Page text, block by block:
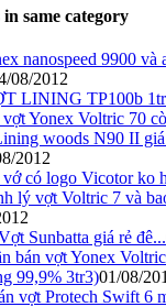
same category
nanospeed 9900 và
08/2012
LINING TP100b
Yonex Voltric 70
woods N90 II
2012
vớ có logo Vicotor ko
lý vợt Voltric 7 và
Sunbatta giá rẻ đê...
bán vợt Yonex
99,9% 3tr3)01/08/
vợt Protech Swift 6